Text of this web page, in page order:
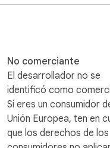
No comerciante
El desarrollador no se
identificó como
Si eres un consumidor
Unión Europea, ten en
que los derechos de los